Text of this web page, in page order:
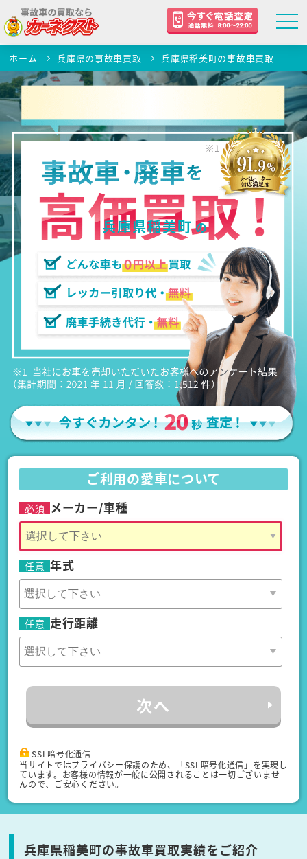
ホーム 兵庫県の事故車買取 兵庫県稲美町の事故車買取
兵庫県稲美町の
ご利用の愛車について
必須 メーカー/車種
任意 年式
任意 走行距離
次へ
SSL暗号化通信
当サイトではプライバシー保護のため、「SSL暗号化通信」を実現し
ています。お客様の情報が一般に公開されることは一切ございませ
んので、ご安心ください。
兵庫県稲美町の事故車買取実績をご紹介